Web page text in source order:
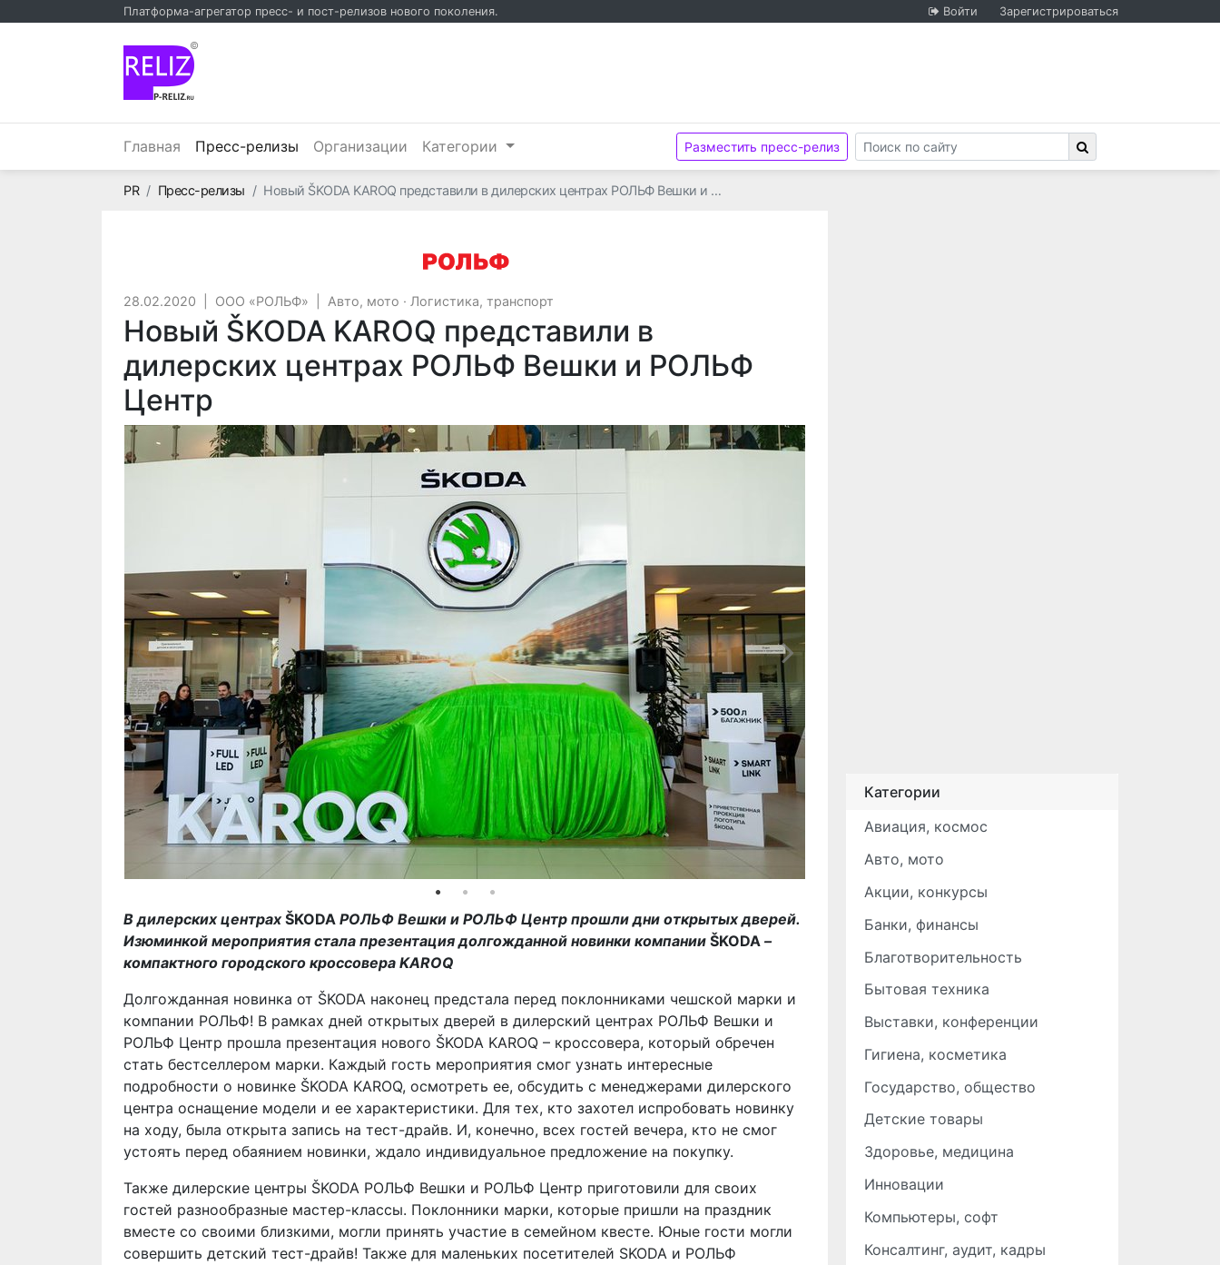
Платформа-агрегатор пресс- и пост-релизов нового поколения. Войти Зарегистрироваться
©
Главная Пресс-релизы (текущий)
Организации Категории Разместить пресс-релиз
PRГлавная
Пресс-релизы Новый ŠKODA KAROQ представили в дилерских центрах РОЛЬФ Вешки и …
28.02.2020 ООО «РОЛЬФ» Авто, мото · Логистика, транспорт
Новый ŠKODA KAROQ представили в
дилерских центрах РОЛЬФ Вешки и РОЛЬФ
Центр
В дилерских центрахŠKODA РОЛЬФ Вешки и РОЛЬФ Центр прошли дни открытых дверей.
Изюминкой мероприятия стала презентация долгожданной новинки компании ŠKODA –
компактного городского кроссовера KAROQ
Долгожданная новинка от ŠKODA наконец предстала перед поклонниками чешской марки и
компании РОЛЬФ! В рамках дней открытых дверей в дилерский центрах РОЛЬФ Вешки и
РОЛЬФ Центр прошла презентация нового ŠKODA KAROQ – кроссовера, который обречен
стать бестселлером марки. Каждый гость мероприятия смог узнать интересные
подробности о новинке ŠKODA KAROQ, осмотреть ее, обсудить с менеджерами дилерского
центра оснащение модели и ее характеристики. Для тех, кто захотел испробовать новинку
на ходу, была открыта запись на тест-драйв. И, конечно, всех гостей вечера, кто не смог
устоять перед обаянием новинки, ждало индивидуальное предложение на покупку.
Также дилерские центры ŠKODA РОЛЬФ Вешки и РОЛЬФ Центр приготовили для своих
гостей разнообразные мастер-классы. Поклонники марки, которые пришли на праздник
вместе со своими близкими, могли принять участие в семейном квесте. Юные гости могли
совершить детский тест-драйв! Также для маленьких посетителей SKODA и РОЛЬФ
Категории
Авиация, космос
Авто, мото
Акции, конкурсы
Банки, финансы
Благотворительность
Бытовая техника
Выставки, конференции
Гигиена, косметика
Государство, общество
Детские товары
Здоровье, медицина
Инновации
Компьютеры, софт
Консалтинг, аудит, кадры